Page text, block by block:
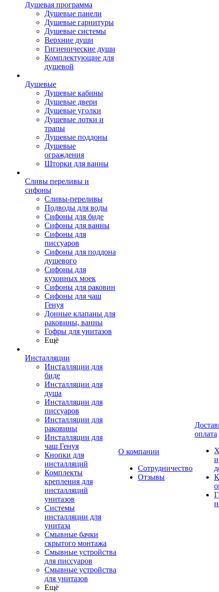
Душевая программа
Душевые панели
Душевые гарнитуры
Душевые системы
Верхние души
Гигиенические души
Комплектующие для
душевой
Душевые
Душевые кабины
Душевые двери
Душевые уголки
Душевые лотки и
трапы
Душевые поддоны
Душевые
ограждения
Шторки для ванны
Сливы переливы и
сифоны
Сливы-переливы
Подводы для воды
Сифоны для биде
Сифоны для ванны
Сифоны для
писсуаров
Сифоны для поддона
душевого
Сифоны для
кухонных моек
Сифоны для раковин
Сифоны для чаш
Генуя
Донные клапаны для
раковины, ванны
Гофры для унитазов
Ещё
Инсталляции
Инсталляции для
биде
Инсталляции для
душа
Инсталляции для
писсуаров
Инсталляции для
раковины
Инсталляции для
чаш Генуя
Кнопки для
инсталляций
Комплекты
крепления для
инсталляций
унитазов
Системы
инсталляции для
унитаза
Смывные бачки
скрытого монтажа
Смывные устройства
для писсуаров
Смывные устройства
для унитазов
Ещё
О компании
Сотрудничество
Отзывы
оплата
и